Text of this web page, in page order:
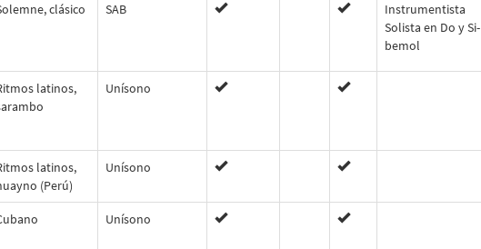
clásico SAB
Instrumentista
Solista en Do y Si-
bemol
latinos,
Unísono
latinos,
(Perú)
Unísono
Unísono